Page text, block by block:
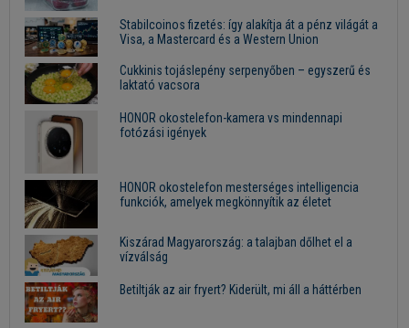
Stabilcoinos fizetés: így alakítja át a pénz világát a
Visa, a Mastercard és a Western Union
Cukkinis tojáslepény serpenyőben – egyszerű és
laktató vacsora
HONOR okostelefon-kamera vs mindennapi
fotózási igények
HONOR okostelefon mesterséges intelligencia
funkciók, amelyek megkönnyítik az életet
Kiszárad Magyarország: a talajban dőlhet el a
vízválság
Betiltják az air fryert? Kiderült, mi áll a háttérben